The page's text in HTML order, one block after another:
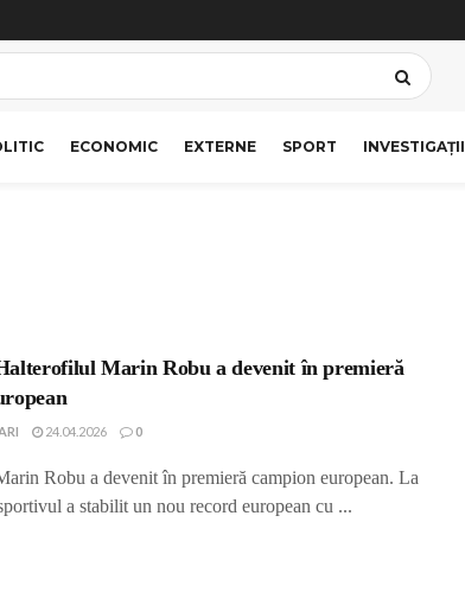
ECONOMIC EXTERNE SPORT INVESTIGAȚII
Marin Robu a devenit în premieră
24.04.2026 0
Robu a devenit în premieră campion european. La
a stabilit un nou record european cu ...